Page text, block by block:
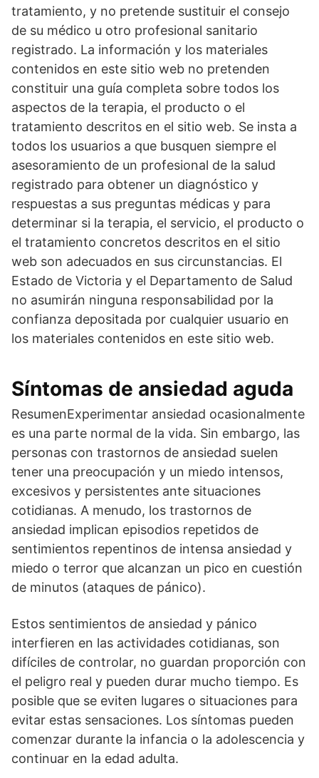
tratamiento, y no pretende sustituir el consejo
de su médico u otro profesional sanitario
registrado. La información y los materiales
contenidos en este sitio web no pretenden
constituir una guía completa sobre todos los
aspectos de la terapia, el producto o el
tratamiento descritos en el sitio web. Se insta a
todos los usuarios a que busquen siempre el
asesoramiento de un profesional de la salud
registrado para obtener un diagnóstico y
respuestas a sus preguntas médicas y para
determinar si la terapia, el servicio, el producto o
el tratamiento concretos descritos en el sitio
web son adecuados en sus circunstancias. El
Estado de Victoria y el Departamento de Salud
no asumirán ninguna responsabilidad por la
confianza depositada por cualquier usuario en
los materiales contenidos en este sitio web.
Síntomas de ansiedad aguda
ResumenExperimentar ansiedad ocasionalmente
es una parte normal de la vida. Sin embargo, las
personas con trastornos de ansiedad suelen
tener una preocupación y un miedo intensos,
excesivos y persistentes ante situaciones
cotidianas. A menudo, los trastornos de
ansiedad implican episodios repetidos de
sentimientos repentinos de intensa ansiedad y
miedo o terror que alcanzan un pico en cuestión
de minutos (ataques de pánico).
Estos sentimientos de ansiedad y pánico
interfieren en las actividades cotidianas, son
difíciles de controlar, no guardan proporción con
el peligro real y pueden durar mucho tiempo. Es
posible que se eviten lugares o situaciones para
evitar estas sensaciones. Los síntomas pueden
comenzar durante la infancia o la adolescencia y
continuar en la edad adulta.